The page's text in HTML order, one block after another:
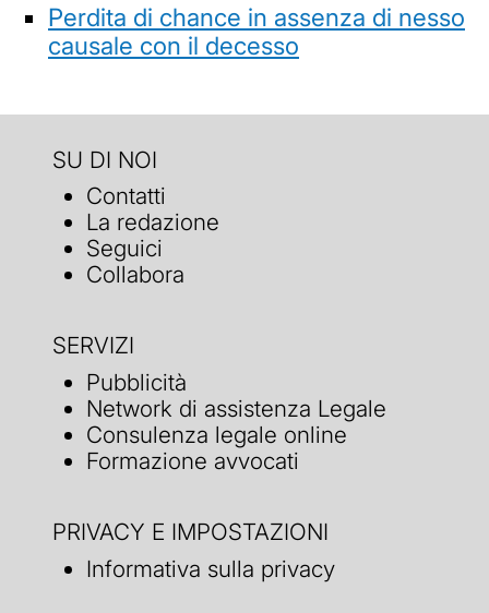
Perdita di chance in assenza di nesso
causale con il decesso
SU DI NOI
Contatti
La redazione
Seguici
Collabora
SERVIZI
Pubblicità
Network di assistenza Legale
Consulenza legale online
Formazione avvocati
PRIVACY E IMPOSTAZIONI
Informativa sulla privacy